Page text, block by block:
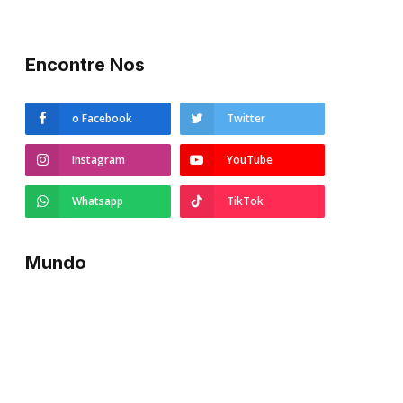
Encontre Nos
o Facebook Twitter
Instagram YouTube
Whatsapp TikTok
Mundo